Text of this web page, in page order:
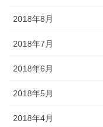
2018年8月
2018年7月
2018年6月
2018年5月
2018年4月